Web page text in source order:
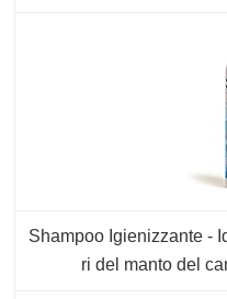
Shampoo Igienizzante -
ri del manto del